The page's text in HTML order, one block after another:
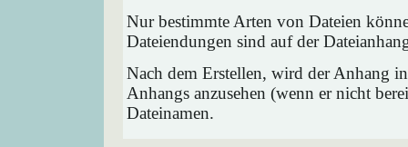
Nur bestimmte Arten von Dateien
Dateiendungen sind auf der
Nach dem Erstellen, wird der Anhang
Anhangs anzusehen (wenn er nicht
Dateinamen.